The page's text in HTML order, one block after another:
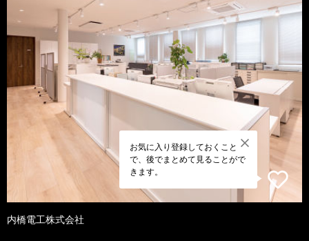
お気に入り登録しておくこと
で、後でまとめて見ることがで
きます。
内橋電工株式会社